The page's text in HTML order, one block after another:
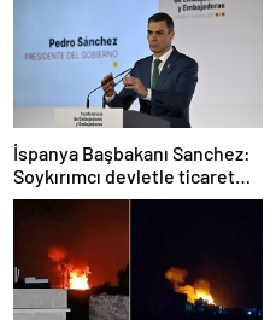
İspanya Başbakanı Sanchez:
Soykırımcı devletle ticaret
yapmayız